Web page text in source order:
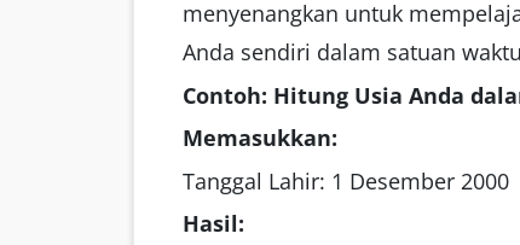
menyenangkan untuk
Anda sendiri dalam satuan
Contoh: Hitung Usia Anda
Memasukkan:
Tanggal Lahir: 1 Desember 2000
Hasil: